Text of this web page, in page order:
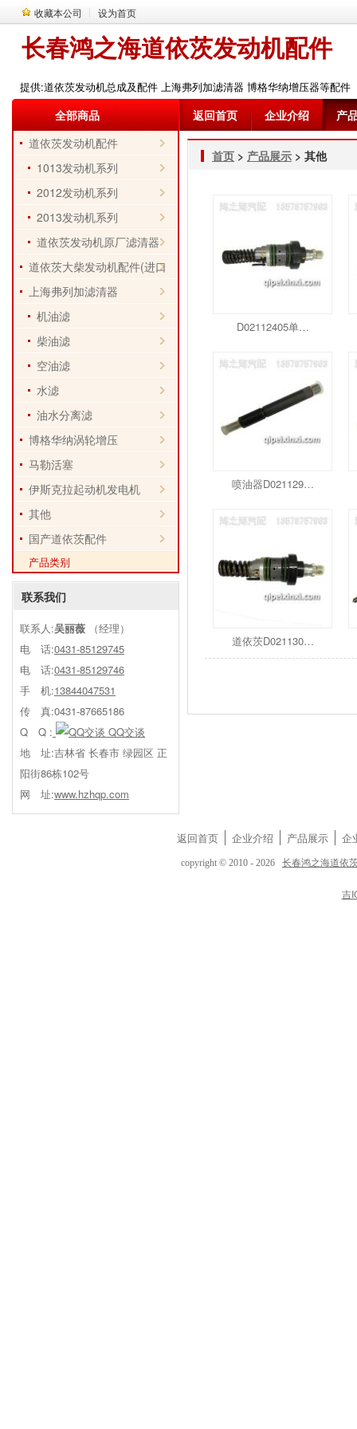
收藏本公司 设为首页
长春鸿之海道依茨发动机配件
提供:道依茨发动机总成及配件 上海弗列加滤清器 博格华纳增压器等配件
全部商品 返回首页 企业介绍
产
道依茨发动机配件
1013发动机系列
2012发动机系列
2013发动机系列
道依茨发动机原厂滤清器
道依茨大柴发动机配件(进口
件)
上海弗列加滤清器
机油滤
柴油滤
空油滤
水滤
油水分离滤
博格华纳涡轮增压
马勒活塞
伊斯克拉起动机发电机
其他
国产道依茨配件
产品类别
联系我们
联系人:吴丽薇 （经理）
电 话:0431-85129745
电 话:0431-85129746
手 机:13844047531
传 真:0431-87665186
Q Q :
QQ交谈
地 址:吉林省 长春市 绿园区 正
阳街86栋102号
网 址:www.hzhqp.com
首页 > 产品展示 > 其他
D02112405单…
喷油器D021129…
道依茨D021130…
返回首页 企业介绍 产品展示 企
copyright © 2010 - 2026 长春鸿之海道依
吉